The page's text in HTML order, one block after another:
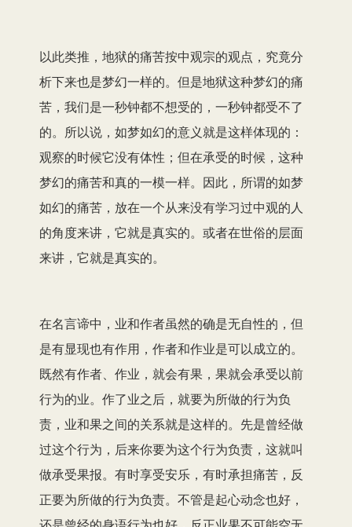
以此类推，地狱的痛苦按中观宗的观点，究竟分
析下来也是梦幻一样的。但是地狱这种梦幻的痛
苦，我们是一秒钟都不想受的，一秒钟都受不了
的。所以说，如梦如幻的意义就是这样体现的：
观察的时候它没有体性；但在承受的时候，这种
梦幻的痛苦和真的一模一样。因此，所谓的如梦
如幻的痛苦，放在一个从来没有学习过中观的人
的角度来讲，它就是真实的。或者在世俗的层面
来讲，它就是真实的。
在名言谛中，业和作者虽然的确是无自性的，但
是有显现也有作用，作者和作业是可以成立的。
既然有作者、作业，就会有果，果就会承受以前
行为的业。作了业之后，就要为所做的行为负
责，业和果之间的关系就是这样的。先是曾经做
过这个行为，后来你要为这个行为负责，这就叫
做承受果报。有时享受安乐，有时承担痛苦，反
正要为所做的行为负责。不管是起心动念也好，